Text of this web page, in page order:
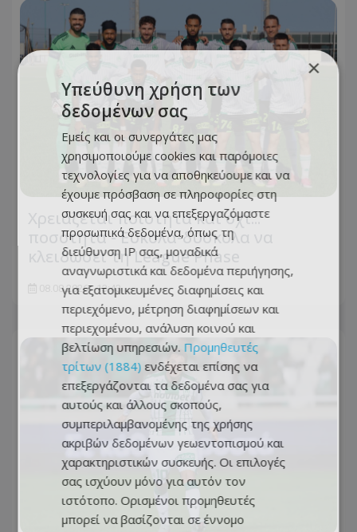
Χρειάζεται ποιότητα και όχι...
ποσότητα - Εύκολα-δύσκολα να
κλειδώσει τη League Phase
08.08.2026 - 13:43
×
Υπεύθυνη χρήση των
δεδομένων σας
Εμείς και οι συνεργάτες μας
χρησιμοποιούμε cookies και παρόμοιες
τεχνολογίες για να αποθηκεύουμε και να
έχουμε πρόσβαση σε πληροφορίες στη
συσκευή σας και να επεξεργαζόμαστε
προσωπικά δεδομένα, όπως τη
διεύθυνση IP σας, μοναδικά
αναγνωριστικά και δεδομένα περιήγησης,
για εξατομικευμένες διαφημίσεις και
περιεχόμενο, μέτρηση διαφημίσεων και
περιεχομένου, ανάλυση κοινού και
βελτίωση υπηρεσιών. Προμηθευτές
τρίτων (1884) ενδέχεται επίσης να
επεξεργάζονται τα δεδομένα σας για
αυτούς και άλλους σκοπούς,
συμπεριλαμβανομένης της χρήσης
ακριβών δεδομένων γεωεντοπισμού και
χαρακτηριστικών συσκευής. Οι επιλογές
σας ισχύουν μόνο για αυτόν τον
ιστότοπο. Ορισμένοι προμηθευτές
μπορεί να βασίζονται σε έννομο